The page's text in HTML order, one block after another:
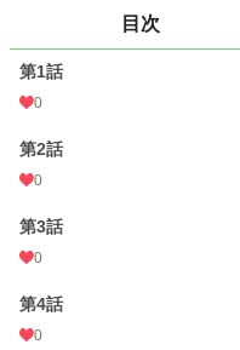
刹の大学で初めてできた友達。眼
うに見えるが、冗談を良く口にす
お気に入り
文字数
更新日時
初回公開日時
目次
第1話
0
第2話
0
第3話
0
第4話
0